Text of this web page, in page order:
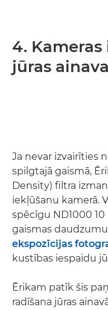
4.
jūras
Ja nevar izvairīties
spilgtajā gaismā,
Density) filtra
iekļūšanu kamerā.
spēcīgu ND1000
gaismas
ekspozīcijas
kustības iespaidu
Ērikam patīk šis
radīšana jūras